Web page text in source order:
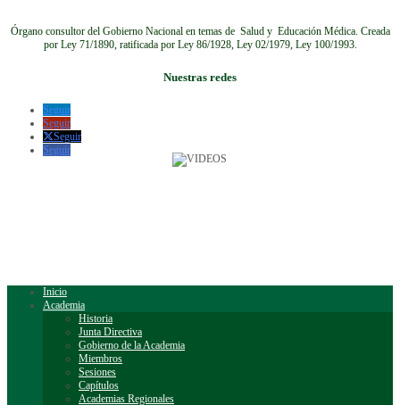
Órgano consultor del Gobierno Nacional en temas de Salud y Educación Médica. Creada
por Ley 71/1890, ratificada por Ley 86/1928, Ley 02/1979, Ley 100/1993.
Nuestras redes
Seguir
Seguir
Seguir
Seguir
Inicio
Academia
Historia
Junta Directiva
Gobierno de la Academia
Miembros
Sesiones
Capítulos
Academias Regionales